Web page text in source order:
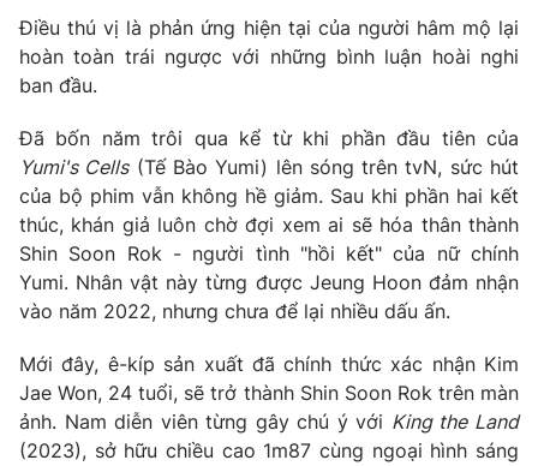
Góc doanh nghiệp
Truyền hình
Phim VTV
Nhân vật
Khán giả
Giải sao mai
Giải trí
Điện ảnh
Âm nhạc
Sao
Đời sống
Du lịch
Làm đẹp
Chất lượng cuộc sống
Giáo dục
Tuyển sinh
Công nghệ
Hitech Công nghệ tương lai
Sản phẩm
Thị trường
Giao lưu trực tuyến
Lịch phát sóng
Điều thú vị là phản ứng hiện tại của người hâm mộ lại
hoàn toàn trái ngược với những bình luận hoài nghi
ban đầu.
Đã bốn năm trôi qua kể từ khi phần đầu tiên của
Yumi's Cells(Tế Bào Yumi) lên sóng trên tvN, sức hút
của bộ phim vẫn không hề giảm. Sau khi phần hai kết
thúc, khán giả luôn chờ đợi xem ai sẽ hóa thân thành
Shin Soon Rok - người tình "hồi kết" của nữ chính
Yumi. Nhân vật này từng được Jeung Hoon đảm nhận
vào năm 2022, nhưng chưa để lại nhiều dấu ấn.
Mới đây, ê-kíp sản xuất đã chính thức xác nhận Kim
Jae Won, 24 tuổi, sẽ trở thành Shin Soon Rok trên màn
ảnh. Nam diễn viên từng gây chú ý với King the Land
(2023), sở hữu chiều cao 1m87 cùng ngoại hình sáng